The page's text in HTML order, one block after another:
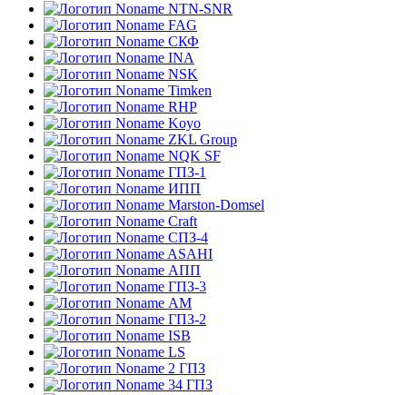
NTN-SNR
FAG
СКФ
INA
NSK
Timken
RHP
Koyo
ZKL Group
NQK SF
ГПЗ-1
ИПП
Marston-Domsel
Craft
СПЗ-4
ASAHI
АПП
ГПЗ-3
АМ
ГПЗ-2
ISB
LS
2 ГПЗ
34 ГПЗ